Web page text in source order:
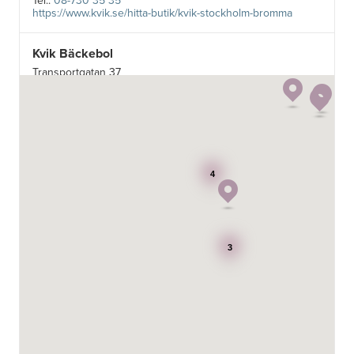
https://www.kvik.se/hitta-butik/kvik-stockholm-bromma
Kvik Bäckebol
Transportgatan 37
https://www.kvik.se/hitta-butik/kvik-goeteborg-baeckebol
https://www.kvik.se/hitta-butik/kvik-goeteborg-city
4
3